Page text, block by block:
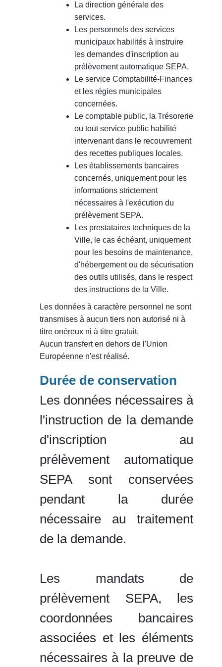
La direction générale des
services.
Les personnels des services
municipaux habilités à instruire
les demandes d'inscription au
prélèvement automatique SEPA.
Le service Comptabilité-Finances
et les régies municipales
concernées.
Le comptable public, la Trésorerie
ou tout service public habilité
intervenant dans le recouvrement
des recettes publiques locales.
Les établissements bancaires
concernés, uniquement pour les
informations strictement
nécessaires à l'exécution du
prélèvement SEPA.
Les prestataires techniques de la
Ville, le cas échéant, uniquement
pour les besoins de maintenance,
d'hébergement ou de sécurisation
des outils utilisés, dans le respect
des instructions de la Ville.
Les données à caractère personnel ne sont
transmises à aucun tiers non autorisé ni à
titre onéreux ni à titre gratuit.
Aucun transfert en dehors de l'Union
Européenne n'est réalisé.
Durée de conservation
Les données nécessaires à
l'instruction de la demande
d'inscription au
prélèvement automatique
SEPA sont conservées
pendant la durée
nécessaire au traitement
de la demande.
Les mandats de
prélèvement SEPA, les
coordonnées bancaires
associées et les éléments
nécessaires à la preuve de